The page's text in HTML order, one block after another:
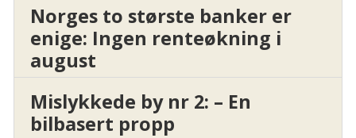
Norges to største banker er
enige: Ingen renteøkning i
august
Mislykkede by nr 2: – En
bilbasert propp